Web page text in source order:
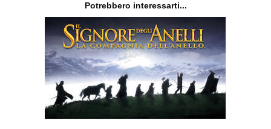
Potrebbero interessarti...